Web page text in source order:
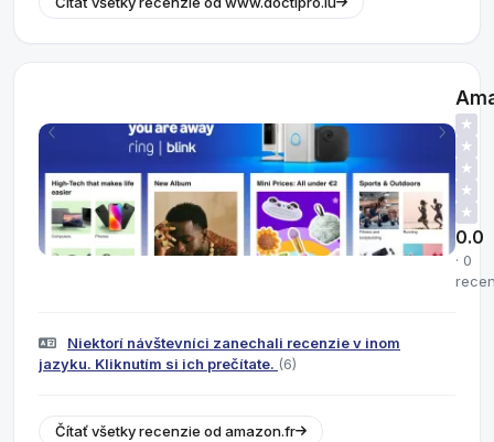
★
★
★
★
★
0.0
· 0
Niektorí návštevníci zanechali recenzie v inom
jazyku. Kliknutím si ich prečítate. (6)
Čítať všetky recenzie od amazon.fr